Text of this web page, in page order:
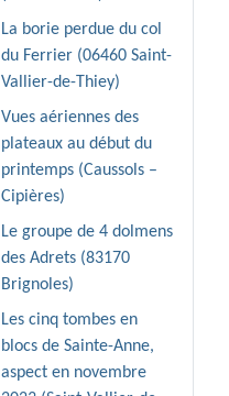
La borie perdue du col
du Ferrier (06460 Saint-
Vallier-de-Thiey)
Vues aériennes des
plateaux au début du
printemps (Caussols –
Cipières)
Le groupe de 4 dolmens
des Adrets (83170
Brignoles)
Les cinq tombes en
blocs de Sainte-Anne,
aspect en novembre